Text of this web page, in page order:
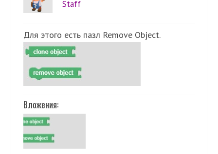
Staff
Для этого есть пазл Remove Object.
Вложения: